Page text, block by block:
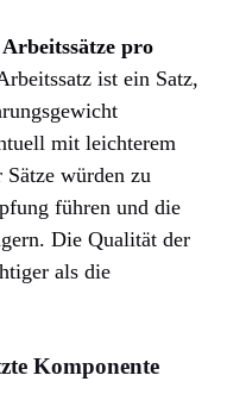
pro
ist ein Satz,
mit leichterem
würden zu
führen und die
Die Qualität der
als die
Komponente